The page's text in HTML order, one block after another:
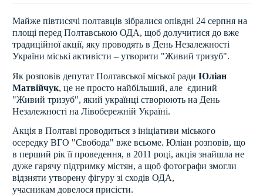
Майже півтисячі полтавців зібралися опівдні 24 серпня на
площі перед Полтавською ОДА, щоб долучитися до вже
традиційної акції, яку проводять в День Незалежності
України міські активісти – утворити "Живий тризуб".
Як розповів депутат Полтавської міської ради Юліан
Матвійчук, це не просто найбільший, але єдиний
"Живий тризуб", який українці створюють на День
Незалежності на Лівобережній Україні.
Акція в Полтаві проводиться з ініціативи міського
осередку ВГО "Свобода" вже всьоме. Юліан розповів, що
в перший рік її проведення, в 2011 році, акція знайшла не
дуже гарячу підтримку містян, а щоб фотографи змогли
відзняти утворену фігуру зі сходів ОДА,
учасникам довелося присісти.